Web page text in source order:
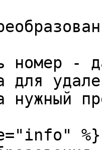
номер -
для
нужный
%}